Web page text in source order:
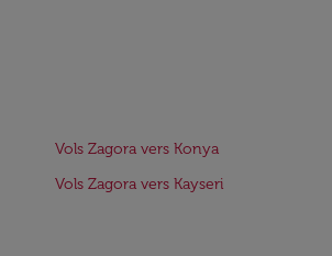
Vols Zagora vers Konya
Vols Zagora vers Kayseri